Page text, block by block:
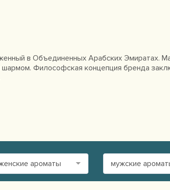
в Объединенных Арабских Эмиратах.
Философская концепция бренда
мужские
ароматы